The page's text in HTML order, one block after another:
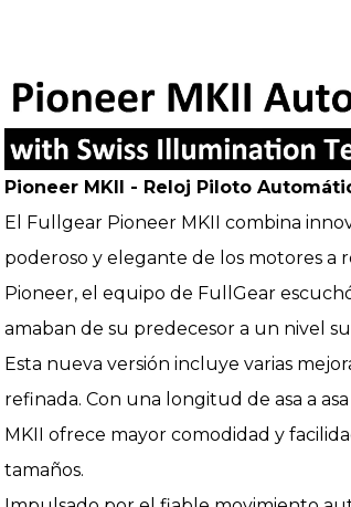
Pioneer MKII - Reloj Piloto
El Fullgear Pioneer MKII combina
poderoso y elegante de los motores a
Pioneer, el equipo de FullGear
amaban de su predecesor a un nivel
Esta nueva versión incluye varias
refinada. Con una longitud de asa a
MKII ofrece mayor comodidad y
tamaños.